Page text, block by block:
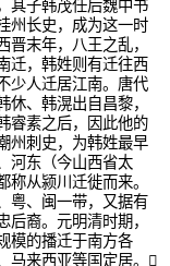
其子韩茂任后魏中书
州长史，成为这一时
末年，八王之乱，
迁，韩姓则有迁往西
少人迁居江南。唐代
、韩滉出自昌黎，
睿素之后，因此他的
州刺史，为韩姓最早
河东（今山西省太
从颍川迁徙而来。
粤、闽一带，又据有
裔。元明清时期，
模的播迁于南方各
马来西亚等国定居。